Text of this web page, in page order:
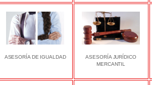
ASESORÍA DE IGUALDAD
ASESORÍA JURÍDICO
MERCANTIL